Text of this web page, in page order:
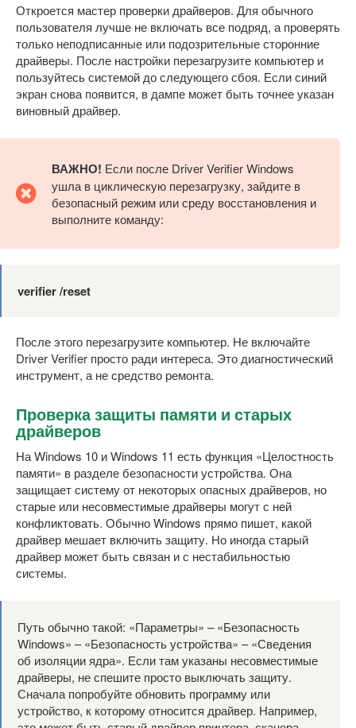
Откроется мастер проверки драйверов. Для обычного
пользователя лучше не включать все подряд, а проверять
только неподписанные или подозрительные сторонние
драйверы. После настройки перезагрузите компьютер и
пользуйтесь системой до следующего сбоя. Если синий
экран снова появится, в дампе может быть точнее указан
виновный драйвер.
ВАЖНО! Если после Driver Verifier Windows
ушла в циклическую перезагрузку, зайдите в
безопасный режим или среду восстановления и
выполните команду:
verifier /reset
После этого перезагрузите компьютер. Не включайте
Driver Verifier просто ради интереса. Это диагностический
инструмент, а не средство ремонта.
Проверка защиты памяти и старых
драйверов
На Windows 10 и Windows 11 есть функция «Целостность
памяти» в разделе безопасности устройства. Она
защищает систему от некоторых опасных драйверов, но
старые или несовместимые драйверы могут с ней
конфликтовать. Обычно Windows прямо пишет, какой
драйвер мешает включить защиту. Но иногда старый
драйвер может быть связан и с нестабильностью
системы.
Путь обычно такой: «Параметры» – «Безопасность
Windows» – «Безопасность устройства» – «Сведения
об изоляции ядра». Если там указаны несовместимые
драйверы, не спешите просто выключать защиту.
Сначала попробуйте обновить программу или
устройство, к которому относится драйвер. Например,